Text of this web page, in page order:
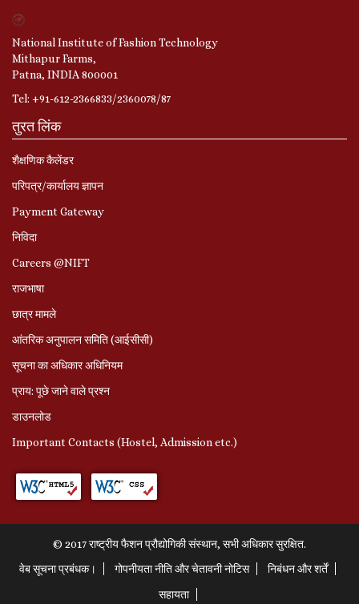
National Institute of Fashion Technology
Mithapur Farms,
Patna, INDIA 800001
Tel: +91-612-2366833/2360078/87
तुरत लिंक
शैक्षणिक कैलेंडर
परिपत्र/कार्यालय ज्ञापन
Payment Gateway
निविदा
Careers @NIFT
राजभाषा
छात्र मामले
आंतरिक अनुपालन समिति (आईसीसी)
सूचना का अधिकार अधिनियम
प्राय: पूछे जाने वाले प्रश्‍न
डाउनलोड
Important Contacts (Hostel, Admission etc.)
© 2017 राष्ट्रीय फैशन प्रौद्योगिकी संस्थान, सभी अधिकार सुरक्षित.
वेब सूचना प्रबंधक।
गोपनीयता नीति और चेतावनी नोटिस
निबंधन और शर्तें
सहायता